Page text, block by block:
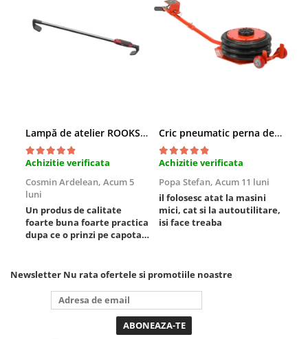
Lampă de atelier ROOKS B2 HYBRID pentru capotă, 2000 lumeni, 5000 mAh
Achizitie verificata
Cosmin Ardelean, Acum 5
luni
Un produs de calitate
foarte buna foarte practica
dupa ce o prinzi pe capota
nevoie lumina puternica si
destul de mult dar daca o
bagi la priza nu mai ai
treaba toata ziua ,ce...
Cric pneumatic perna de aer cu inaltator 6T
Achizitie verificata
Popa Stefan, Acum 11 luni
il folosesc atat la masini
mici, cat si la autoutilitare,
isi face treaba
Newsletter Nu rata ofertele si promotiile noastre